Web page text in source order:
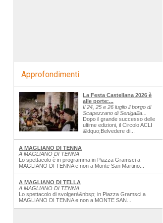
Approfondimenti
La Festa Castellana 2026 è
alle porte:...
Il 24, 25 e 26 luglio il borgo di
Scapezzano di Senigallia...
Dopo il grande successo delle
ultime edizioni, il Circolo ACLI
&ldquo;Belvedere di...
A MAGLIANO DI TENNA
A MAGLIANO DI TENNA
Lo spettacolo è in programma in Piazza Gramsci a
MAGLIANO DI TENNA e non a Monte San Martino...
A MAGLIANO DI TELLA
A MAGLIANO DI TENNA
Lo spettacolo di svolgerà&nbsp; in Piazza Gramsci a
MAGLIANO DI TENNA e non a MONTE SAN...